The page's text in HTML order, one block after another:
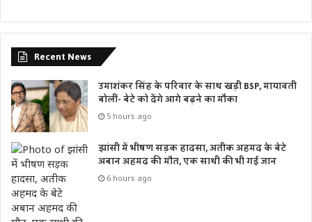
Recent News
उमाशंकर सिंह के परिवार के साथ खड़ी BSP, मायावती
बोलीं- बेटे को देंगे आगे बढ़ने का मौका
5 hours ago
झांसी में भीषण सड़क हादसा, अतीक अहमद के बेटे
अबान अहमद की मौत, एक साथी की भी गई जान
6 hours ago